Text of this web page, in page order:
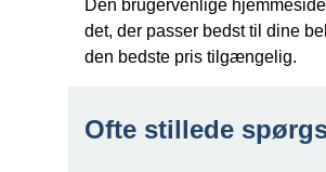
Den brugervenlige
det, der passer bedst til dine
den bedste pris tilgængelig.
Ofte stillede